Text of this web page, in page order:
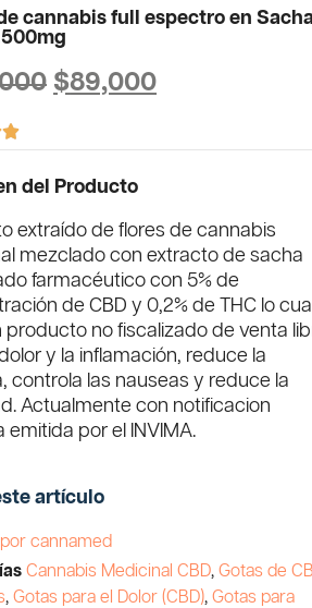
cannabis full espectro en Sacha
$89,000

del Producto
extraído de flores de cannabis
mezclado con extracto de sacha
farmacéutico con 5% de
de CBD y 0,2% de THC lo
producto no fiscalizado de venta
y la inflamación, reduce la
controla las nauseas y reduce la
Actualmente con notificacion
emitida por el INVIMA.
artículo
cannamed
Cannabis Medicinal CBD,Gotas de
,Gotas para el Dolor (CBD),Gotas para